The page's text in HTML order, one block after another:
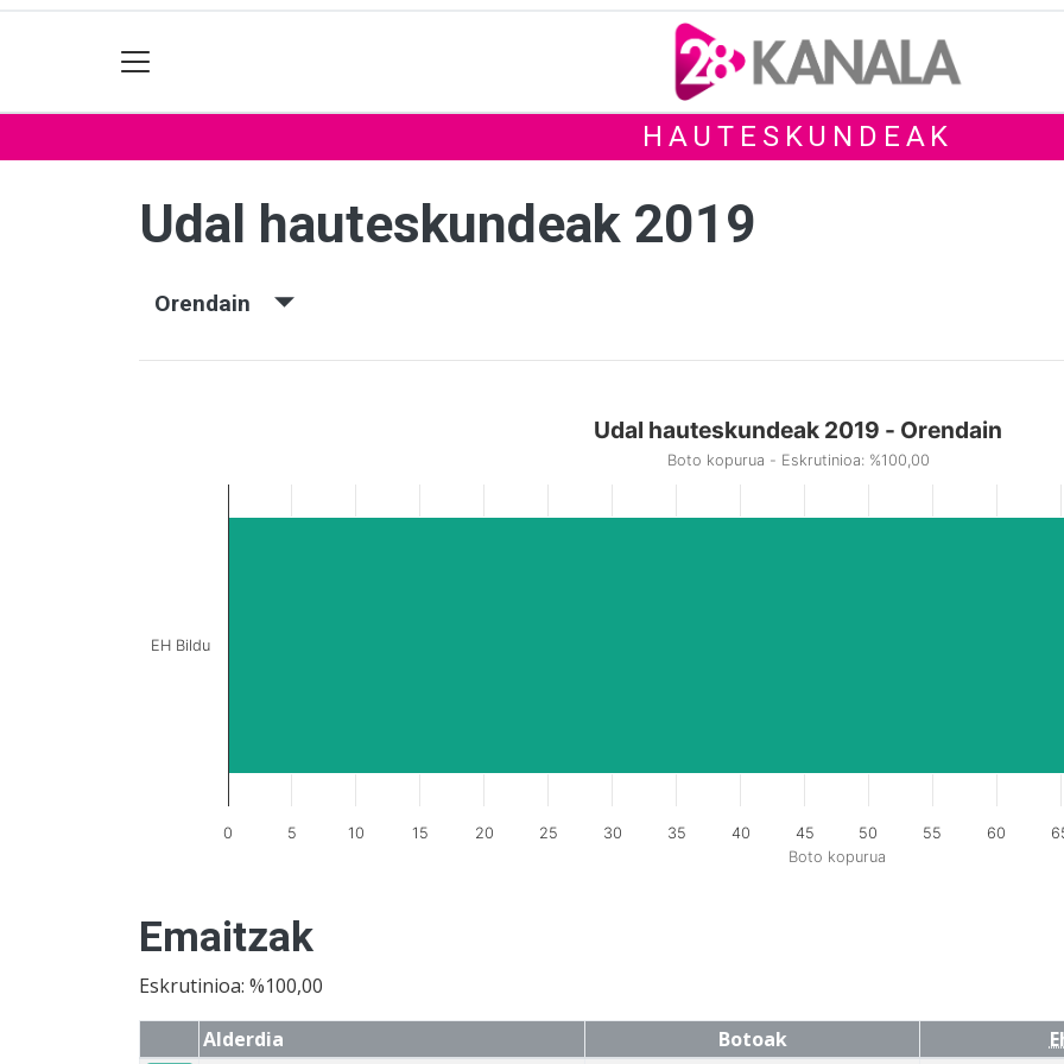
HAUTESKUNDEAK
Udal hauteskundeak 2019
Orendain
Boto kopurua
Udal hauteskundeak 2019 - Orendain
Boto kopurua - Eskrutinioa: %100,00
0 5 10 15 20 25 30 35 40 45 50 55 60
EH Bildu
Emaitzak
Eskrutinioa: %100,00
Alderdia Botoak